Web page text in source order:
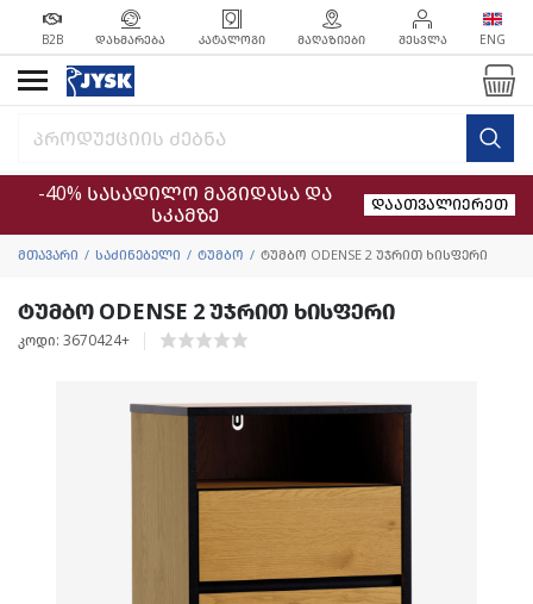
B2B ᲓᲐᲮᲛᲐᲠᲔᲑᲐ ᲙᲐᲢᲐᲚᲝᲒᲘ ᲛᲐᲦᲐᲖᲘᲔᲑᲘ ᲨᲔᲡᲕᲚᲐ ENG
-40% სასადილო მაგიდასა და
სკამზე
დაათვალიერეთ
მთავარი საძინებელი ტუმბო ტუმბო ODENSE 2 უჯრით ხისფერი
ტუმბო ODENSE 2 უჯრით ხისფერი
კოდი: 3670424+